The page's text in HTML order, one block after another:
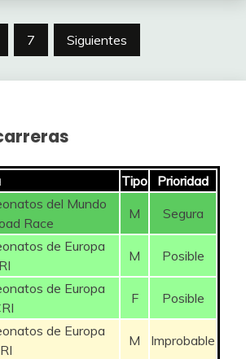
7 Siguientes
Tipo
Prioridad
del Mundo
Race
M Segura
de Europa
M Posible
de Europa
F Posible
de Europa
M Improbable